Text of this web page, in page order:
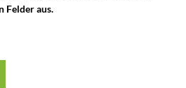
Felder aus.